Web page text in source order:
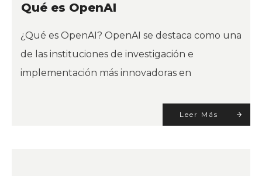
Qué es OpenAI
¿Qué es OpenAI? OpenAI se destaca como una
de las instituciones de investigación e
implementación más innovadoras en
Leer Más